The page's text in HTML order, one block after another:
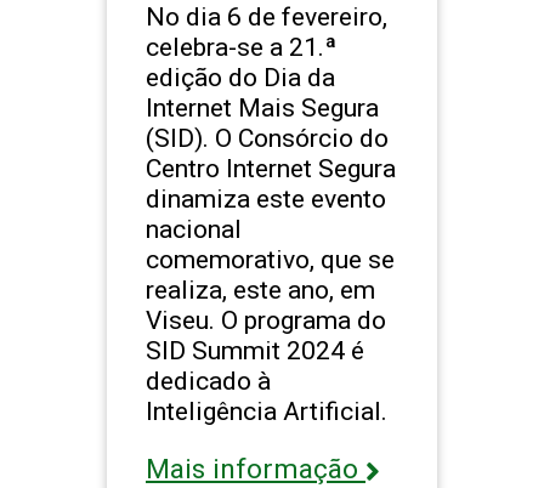
No dia 6 de fevereiro,
celebra-se a 21.ª
edição do Dia da
Internet Mais Segura
(SID). O Consórcio do
Centro Internet Segura
dinamiza este evento
nacional
comemorativo, que se
realiza, este ano, em
Viseu. O programa do
SID Summit 2024 é
dedicado à
Inteligência Artificial.
Mais informação